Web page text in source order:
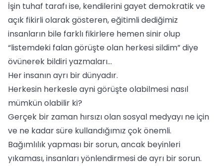
İşin tuhaf tarafı ise, kendilerini gayet demokratik ve
açık fikirli olarak gösteren, eğitimli dediğimiz
insanların bile farklı fikirlere hemen sinir olup
“listemdeki falan görüşte olan herkesi sildim” diye
övünerek bildiri yazmaları...
Her insanın ayrı bir dünyadır.
Herkesin herkesle ayni görüşte olabilmesi nasıl
mümkün olabilir ki?
Gerçek bir zaman hırsızı olan sosyal medyayı ne için
ve ne kadar süre kullandığımız çok önemli.
Bağımlılık yapması bir sorun, ancak beyinleri
yıkaması, insanları yönlendirmesi de ayrı bir sorun.